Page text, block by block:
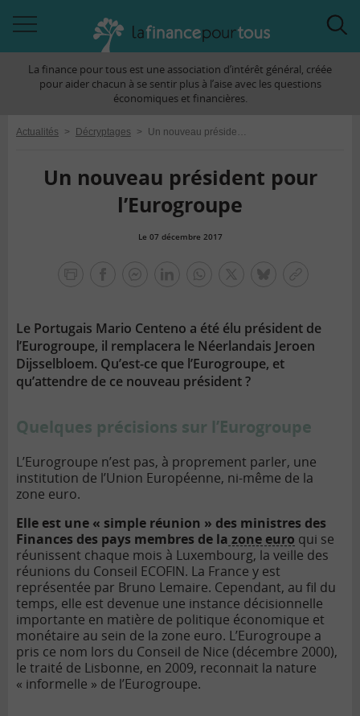
àLa finance pour tous est une association d’intérêt général, créée
pour aider chacun à se sentir plus à l’aise avec les questions
économiques et financières.
Actualités > Décryptages > Un nouveau président pour l’Eurogroupe
Un nouveau président pour
l’Eurogroupe
Le 07 décembre 2017
Le Portugais Mario Centeno a été élu président de
l’Eurogroupe, il remplacera le Néerlandais Jeroen
Dijsselbloem. Qu’est-ce que l’Eurogroupe, et
qu’attendre de ce nouveau président ?
Quelques précisions sur l’Eurogroupe
L’Eurogroupe n’est pas, à proprement parler, une
institution de l’Union Européenne, ni-même de la
zone euro.
Elle est une « simple réunion » des ministres des
Finances des pays membres de la zone euro qui se
réunissent chaque mois à Luxembourg, la veille des
réunions du Conseil ECOFIN. La France y est
représentée par Bruno Lemaire. Cependant, au fil du
temps, elle est devenue une instance décisionnelle
importante en matière de politique économique et
monétaire au sein de la zone euro. L’Eurogroupe a
pris ce nom lors du Conseil de Nice (décembre 2000),
le traité de Lisbonne, en 2009, reconnait la nature
« informelle » de l’Eurogroupe.